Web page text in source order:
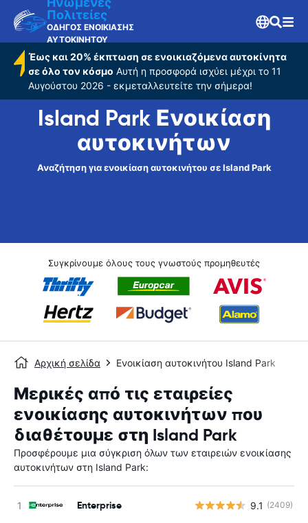
Πολιτείες
ΟΔΗΓΟΣ ΕΝΟΙΚΙΑΣΗΣ
ΑΥΤΟΚΙΝΗΤΟΥ
Έως και 20% έκπτωση σε ενοικιαζόμενα αυτοκίνητα
σε όλο τον κόσμο Αυτή η προσφορά ισχύει μέχρι το 11
Αυγούστου 2026 - εκμεταλλευτείτε την σήμερα!
Island Park Ενοικίαση
αυτοκινήτων
Αναζήτηση για ενοικίαση αυτοκινήτου σε Island Park
Συγκρίνουμε όλους τους γνωστούς προμηθευτές
Αρχική σελίδα Ενοικίαση αυτοκινήτου Island Park
Μερικές από τις εταιρείες
ενοικίασης αυτοκινήτων που
διαθέτουμε στη Island Park
Προσφέρουμε μια σύγκριση όλων των εταιρειών ενοικίασης
αυτοκινήτων στη Island Park:
Enterprise 9.1 (2409)